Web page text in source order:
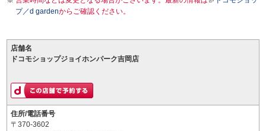
プ／d gardenからご確認ください。
店舗名
ドコモショップジョイホンパーク吉岡店
住所/電話番号
〒370-3602